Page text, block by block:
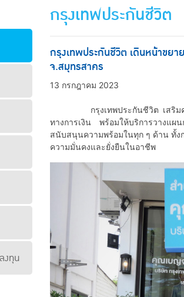
งทุน
กรุงเทพประกันชีวิต
กรุงเทพประกันชีวิต เดินหน้าขย
จ.สมุทรสาคร
13 กรกฎาคม 2023
กรุงเทพประกันชีวิต เสริมความ
ทางการเงิน พร้อมให้บริการวางแ
สนับสนุนความพร้อมในทุก ๆ ด้าน ทั้ง
ความมั่นคงและยั่งยืนในอาชีพ